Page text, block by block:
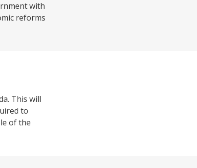
with
reforms
This will
to
of the